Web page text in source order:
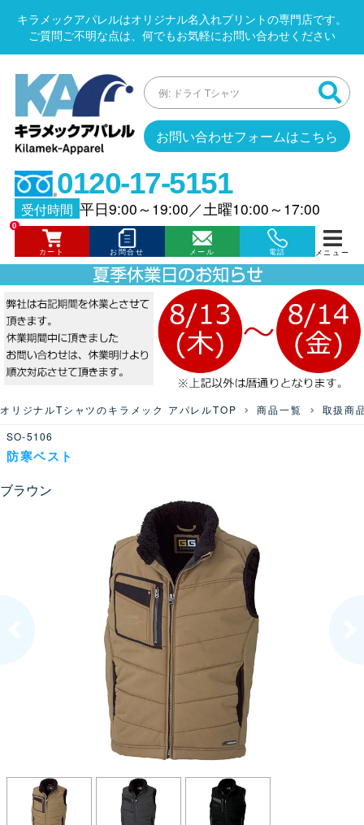
キラメックアパレルはオリジナル名入れプリントの専門店です。
ご質問ご不明な点は、何でもお気軽にお問い合わせください
お問い合わせフォームはこちら
0120-17-5151
受付時間 平日9:00～19:00／土曜10:00～17:00
カート
0
お問合せ メール 電話 メニュー
オリジナルTシャツのキラメック アパレルTOP 商品一覧
取扱商
SO-5106
防寒ベスト
ブラウン